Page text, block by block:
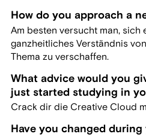
How do you approach a
Am besten versucht man, sich
ganzheitliches Verständnis
Thema zu verschaffen.
What advice would you
just started studying in
Crack dir die Creative Cloud
Have you changed